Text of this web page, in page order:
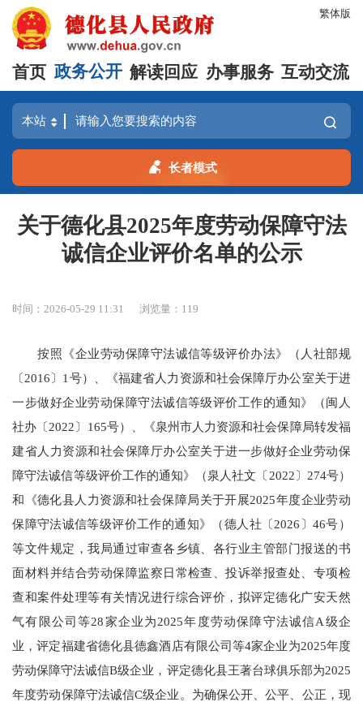
繁体版
首页 政务公开 解读回应 办事服务 互动交流
长者模式
关于德化县2025年度劳动保障守法
诚信企业评价名单的公示
时间：2026-05-29 11:31 浏览量： 119
按照《企业劳动保障守法诚信等级评价办法》（人社部规
〔2016〕1号）、《福建省人力资源和社会保障厅办公室关于进
一步做好企业劳动保障守法诚信等级评价工作的通知》（闽人
社办〔2022〕165号）、《泉州市人力资源和社会保障局转发福
建省人力资源和社会保障厅办公室关于进一步做好企业劳动保
障守法诚信等级评价工作的通知》（泉人社文〔2022〕274号）
和《德化县人力资源和社会保障局关于开展2025年度企业劳动
保障守法诚信等级评价工作的通知》（德人社〔2026〕46号）
等文件规定，我局通过审查各乡镇、各行业主管部门报送的书
面材料并结合劳动保障监察日常检查、投诉举报查处、专项检
查和案件处理等有关情况进行综合评价，拟评定德化广安天然
气有限公司等28家企业为2025年度劳动保障守法诚信A级企
业，评定福建省德化县德鑫酒店有限公司等4家企业为2025年度
劳动保障守法诚信B级企业，评定德化县王著台球俱乐部为2025
年度劳动保障守法诚信C级企业。为确保公开、公平、公正，现